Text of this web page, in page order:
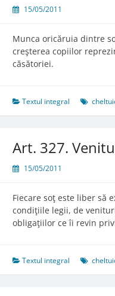
15/05/2011
Munca oricăruia dintre
creşterea copiilor
căsătoriei.
Textul integral
Art. 327.
15/05/2011
Fiecare soţ este liber să
condiţiile legii, de
obligaţiilor ce îi revin
Textul integral